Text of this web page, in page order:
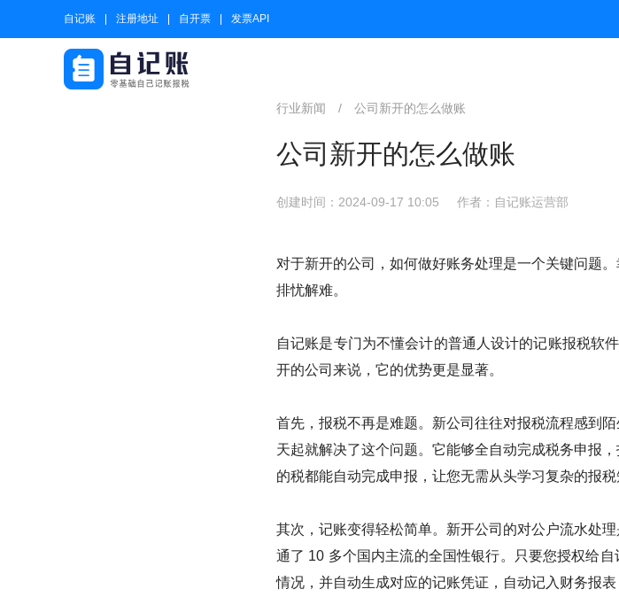
自记账 注册地址 自开票 发票API
行业新闻 / 公司新开的怎么做账
公司新开的怎么做账
创建时间：2024-09-17 10:05 作者：自记账运营部
对于新开的公司，如何做好账务处理是一个关键问题
排忧解难。
自记账是专门为不懂会计的普通人设计的记账报税软
开的公司来说，它的优势更是显著。
首先，报税不再是难题。新公司往往对报税流程感到
天起就解决了这个问题。它能够全自动完成税务申报
的税都能自动完成申报，让您无需从头学习复杂的报税
其次，记账变得轻松简单。新开公司的对公户流水处
通了 10 多个国内主流的全国性银行。只要您授权给
情况，并自动生成对应的记账凭证，自动记入财务报